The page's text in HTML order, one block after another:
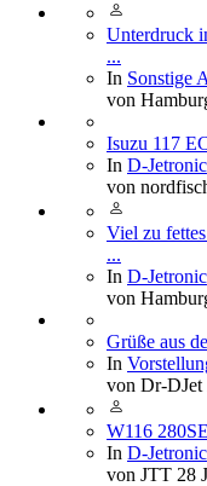
Unterdruck
...
In Sonstige
von
Isuzu 117
In D-Jetronic
von
Viel zu
...
In D-Jetronic
von
Grüße aus
In
von Dr-DJet
W116
In D-Jetronic
von JTT 28